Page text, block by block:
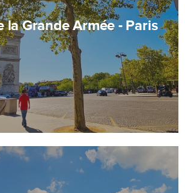
la Grande Armée - Paris